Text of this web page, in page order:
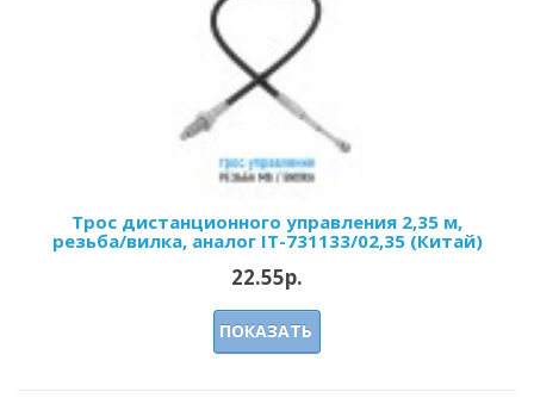
Трос дистанционного управления 2,35 м,
резьба/вилка, аналог IT-731133/02,35 (Китай)
22.55р.
ПОКАЗАТЬ